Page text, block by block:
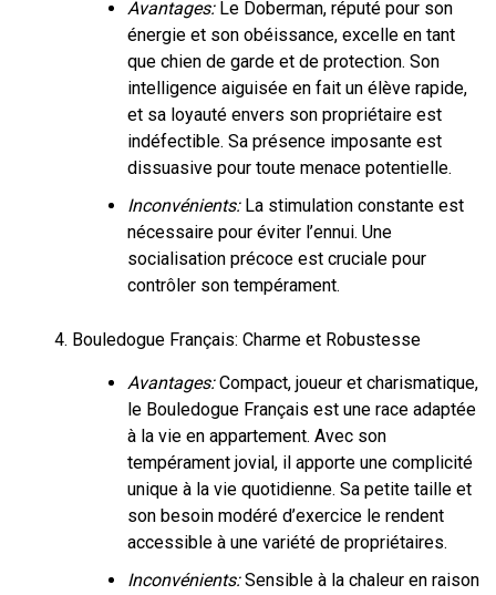
Avantages:Le Doberman, réputé pour son
énergie et son obéissance, excelle en tant
que chien de garde et de protection. Son
intelligence aiguisée en fait un élève rapide,
et sa loyauté envers son propriétaire est
indéfectible. Sa présence imposante est
dissuasive pour toute menace potentielle.
Inconvénients:La stimulation constante est
nécessaire pour éviter l’ennui. Une
socialisation précoce est cruciale pour
contrôler son tempérament.
Bouledogue Français: Charme et Robustesse
Avantages:Compact, joueur et charismatique,
le Bouledogue Français est une race adaptée
à la vie en appartement. Avec son
tempérament jovial, il apporte une complicité
unique à la vie quotidienne. Sa petite taille et
son besoin modéré d’exercice le rendent
accessible à une variété de propriétaires.
Inconvénients:Sensible à la chaleur en raison